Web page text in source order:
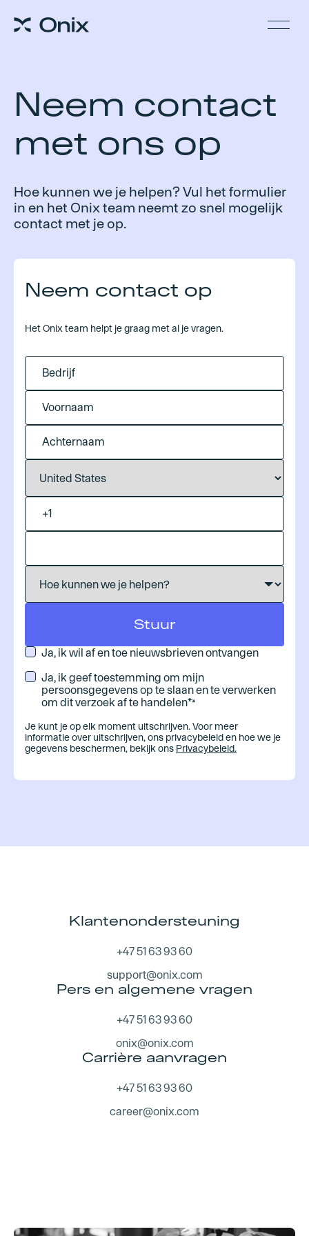
Neem contact op
Het Onix team helpt je graag met al je vragen.
Ja, ik wil af en toe nieuwsbrieven ontvangen
Ja, ik geef toestemming om mijn
persoonsgegevens op te slaan en te verwerken
om dit verzoek af te handelen**
Je kunt je op elk moment uitschrijven. Voor meer
informatie over uitschrijven, ons privacybeleid en hoe we je
gegevens beschermen, bekijk ons Privacybeleid.
Neem contact
met ons op
Hoe kunnen we je helpen? Vul het formulier
in en het Onix team neemt zo snel mogelijk
contact met je op.
Klantenondersteuning
+47 51 63 93 60
support@onix.com
Pers en algemene vragen
+47 51 63 93 60
onix@onix.com
Carrière aanvragen
+47 51 63 93 60
career@onix.com